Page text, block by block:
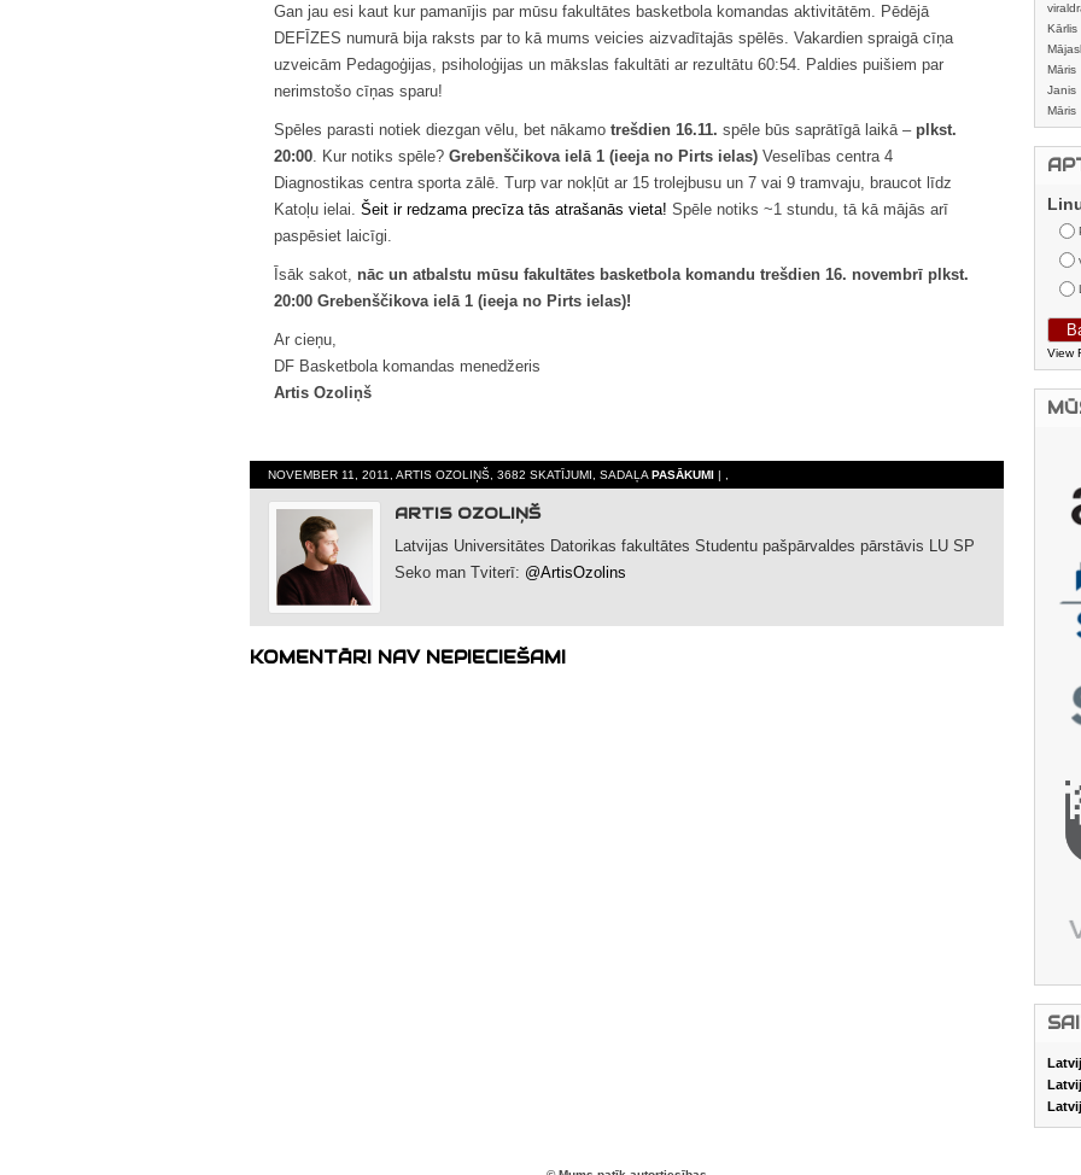
Gan jau esi kaut kur pamanījis par mūsu fakultātes basketbola komandas aktivitātēm. Pēdējā
DEFĪZES numurā bija raksts par to kā mums veicies aizvadītajās spēlēs. Vakardien spraigā cīņa
uzveicām Pedagoģijas, psiholoģijas un mākslas fakultāti ar rezultātu 60:54. Paldies puišiem par
nerimstošo cīņas sparu!
Spēles parasti notiek diezgan vēlu, bet nākamo trešdien 16.11. spēle būs saprātīgā laikā – plkst.
20:00 . Kur notiks spēle? Grebenščikova ielā 1 (ieeja no Pirts ielas) Veselības centra 4
Diagnostikas centra sporta zālē. Turp var nokļūt ar 15 trolejbusu un 7 vai 9 tramvaju, braucot līdz
Katoļu ielai. Šeit ir redzama precīza tās atrašanās vieta! Spēle notiks ~1 stundu, tā kā mājās arī
paspēsiet laicīgi.
Īsāk sakot, nāc un atbalstu mūsu fakultātes basketbola komandu trešdien 16. novembrī plkst.
20:00 Grebenščikova ielā 1 (ieeja no Pirts ielas)!
Ar cieņu,
DF Basketbola komandas menedžeris
Artis Ozoliņš
NOVEMBER 11, 2011, ARTIS OZOLIŅŠ, 3682 SKATĪJUMI, SADAĻA PASĀKUMI | ,
ARTIS OZOLIŅŠ
Latvijas Universitātes Datorikas fakultātes Studentu pašpārvaldes pārstāvis LU SP
Seko man Tviterī: @ArtisOzolins
KOMENTĀRI NAV NEPIECIEŠAMI
Kārlis
Māris
Janis
Māris
View